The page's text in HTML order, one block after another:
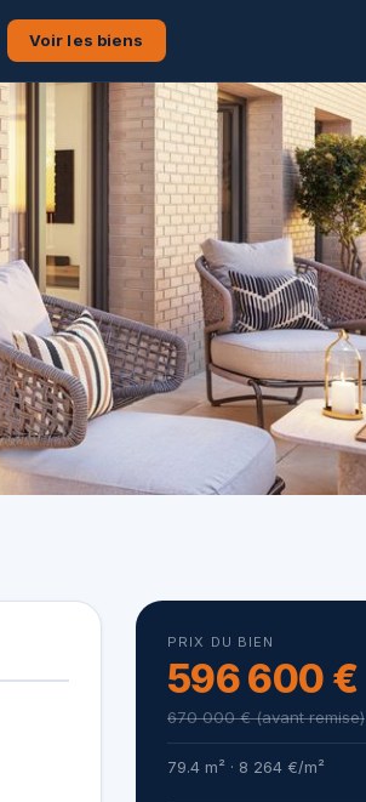
Voir les biens
PRIX DU BIEN
596 600 €
670 000 € (avant remise)
79.4 m² · 8 264 €/m²